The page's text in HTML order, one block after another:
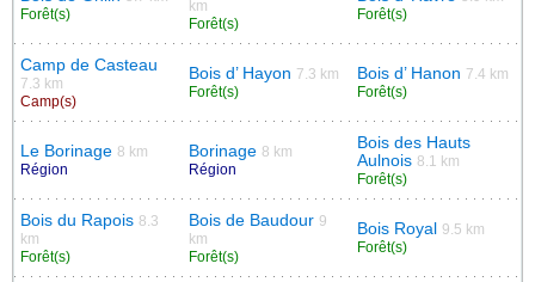
Forêt(s)
km
Forêt(s)
Forêt(s)
Camp de Casteau
7.3 km
Camp(s)
Bois d’ Hayon 7.3 km
Forêt(s)
Bois d’ Hanon 7.4 km
Forêt(s)
Le Borinage 8 km
Région
Borinage 8 km
Région
Bois des Hauts
Aulnois 8.1 km
Forêt(s)
Bois du Rapois 8.3
km
Forêt(s)
Bois de Baudour 9
km
Forêt(s)
Bois Royal 9.5 km
Forêt(s)